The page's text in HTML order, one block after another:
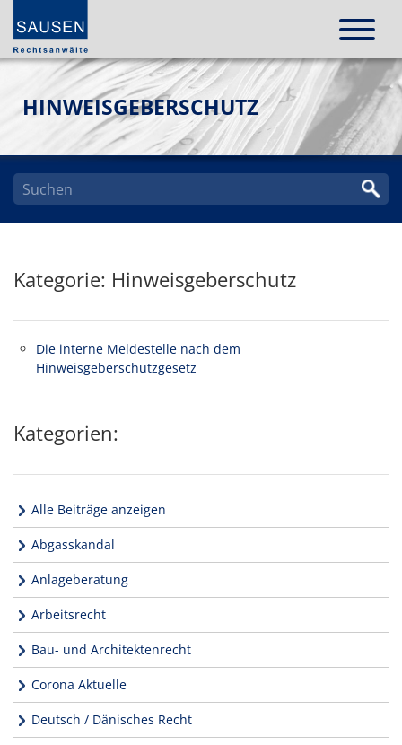
HINWEISGEBERSCHUTZ
Kategorie: Hinweisgeberschutz
Die interne Meldestelle nach dem
Hinweisgeberschutzgesetz
Kategorien:
Alle Beiträge anzeigen
Abgasskandal
Anlageberatung
Arbeitsrecht
Bau- und Architektenrecht
Corona Aktuelle
Deutsch / Dänisches Recht